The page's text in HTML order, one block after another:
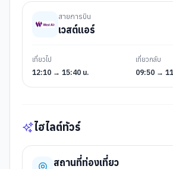
สายการบิน
เวสต์แอร์
เที่ยวไป
12:10 → 15:40 น.
เที่ยวกลับ
09:50 →
ไฮไลต์ทัวร์
สถานที่ท่องเที่ยว